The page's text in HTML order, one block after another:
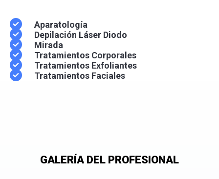
Aparatología
Depilación Láser Diodo
Mirada
Tratamientos Corporales
Tratamientos Exfoliantes
Tratamientos Faciales
GALERÍA DEL PROFESIONAL